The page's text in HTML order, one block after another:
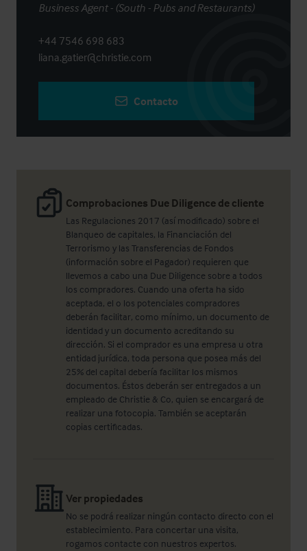
Comprobaciones Due Diligence de cliente
Las Regulaciones 2017 (así modificado) sobre el
Blanqueo de capitales, la Financiación del
Terrorismo y las Transferencias de Fondos
(información sobre el Pagador) requieren que
llevemos a cabo una Due Diligence sobre a todos
los compradores. Cuando una oferta ha sido
aceptada, el o los potenciales compradores
deberán facilitar, como mínimo, un documento de
identidad y un documento acreditando su
dirección. Si el comprador es una empresa u otra
entidad jurídica, toda persona que posea más del
25% del capital debería facilitar los mismos
documentos. Éstos deberán ser entregados a un
empleado de Christie & Co, quien se encargará de
realizar una fotocopia. También se aceptarán
copias certificadas.
Ver propiedades
No se podrá realizar ningún contacto directo con el
establecimiento. Para concertar una visita,
rogamos contacte con nuestros expertos.
Business Agent - (South - Pubs and Restaurants)
+44 7546 698 683
liana.gatier@christie.com
Contacto